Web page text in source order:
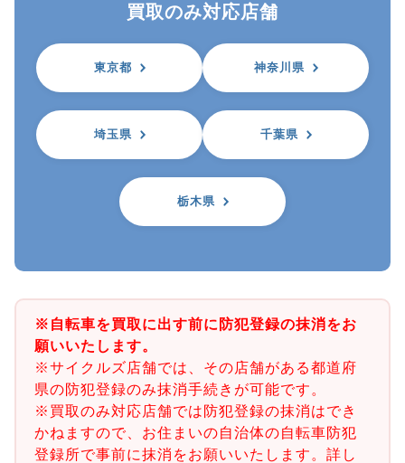
買取のみ対応店舗
東京都 神奈川県
埼玉県 千葉県
栃木県
※自転車を買取に出す前に防犯登録の抹消をお
願いいたします。
※サイクルズ店舗では、その店舗がある都道府
県の防犯登録のみ抹消手続きが可能です。
※買取のみ対応店舗では防犯登録の抹消はでき
かねますので、お住まいの自治体の自転車防犯
登録所で事前に抹消をお願いいたします。詳し